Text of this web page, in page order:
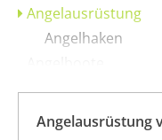
Angelausrüstung
Angelhaken
Angelgeräte &
Angelschnüre
Angelausrüstung